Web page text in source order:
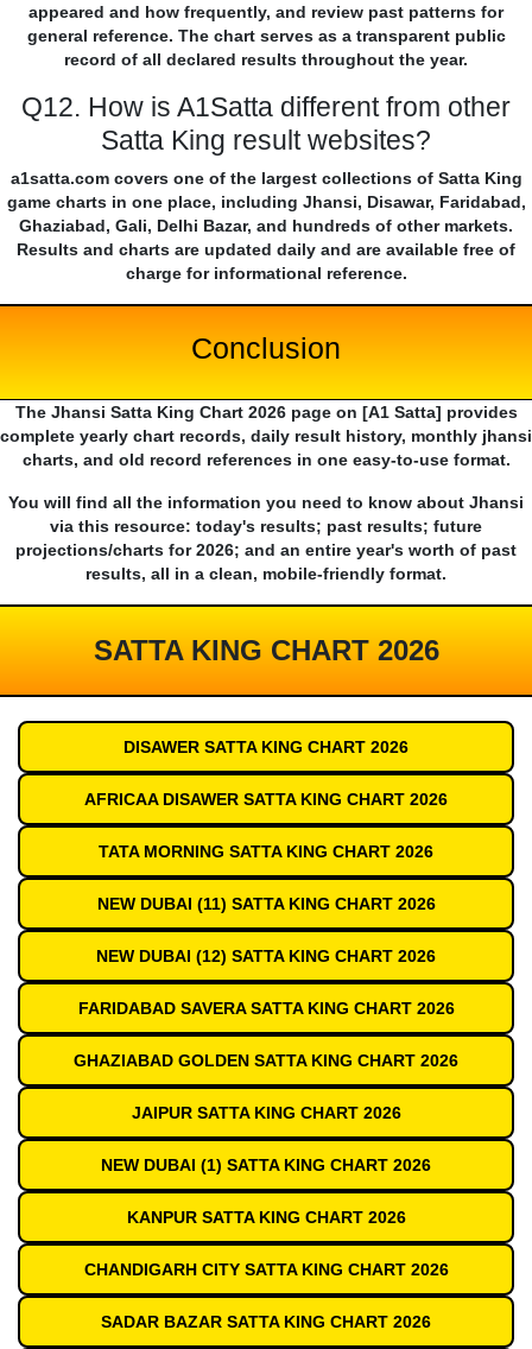
appeared and how frequently, and review past patterns for
general reference. The chart serves as a transparent public
record of all declared results throughout the year.
Q12. How is A1Satta different from other
Satta King result websites?
a1satta.com covers one of the largest collections of Satta King
game charts in one place, including Jhansi, Disawar, Faridabad,
Ghaziabad, Gali, Delhi Bazar, and hundreds of other markets.
Results and charts are updated daily and are available free of
charge for informational reference.
Conclusion
The Jhansi Satta King Chart 2026 page on [A1 Satta] provides
complete yearly chart records, daily result history, monthly jhansi
charts, and old record references in one easy-to-use format.
You will find all the information you need to know about Jhansi
via this resource: today's results; past results; future
projections/charts for 2026; and an entire year's worth of past
results, all in a clean, mobile-friendly format.
SATTA KING CHART 2026
DISAWER SATTA KING CHART 2026
AFRICAA DISAWER SATTA KING CHART 2026
TATA MORNING SATTA KING CHART 2026
NEW DUBAI (11) SATTA KING CHART 2026
NEW DUBAI (12) SATTA KING CHART 2026
FARIDABAD SAVERA SATTA KING CHART 2026
GHAZIABAD GOLDEN SATTA KING CHART 2026
JAIPUR SATTA KING CHART 2026
NEW DUBAI (1) SATTA KING CHART 2026
KANPUR SATTA KING CHART 2026
CHANDIGARH CITY SATTA KING CHART 2026
SADAR BAZAR SATTA KING CHART 2026